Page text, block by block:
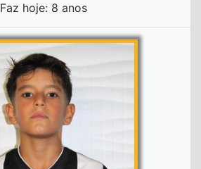
Faz hoje: 8 anos